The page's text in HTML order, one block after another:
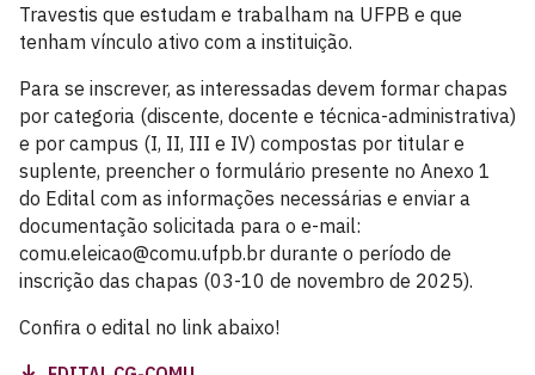
Travestis que estudam e trabalham na UFPB e que
tenham vínculo ativo com a instituição.
Para se inscrever, as interessadas devem formar chapas
por categoria (discente, docente e técnica-administrativa)
e por campus (I, II, III e IV) compostas por titular e
suplente, preencher o formulário presente no Anexo 1
do Edital com as informações necessárias e enviar a
documentação solicitada para o e-mail:
comu.eleicao@comu.ufpb.br durante o período de
inscrição das chapas (03-10 de novembro de 2025).
Confira o edital no link abaixo!